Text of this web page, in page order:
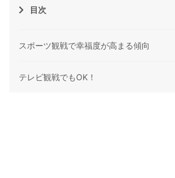
目次
スポーツ観戦で幸福度が高まる傾向
テレビ観戦でもOK！